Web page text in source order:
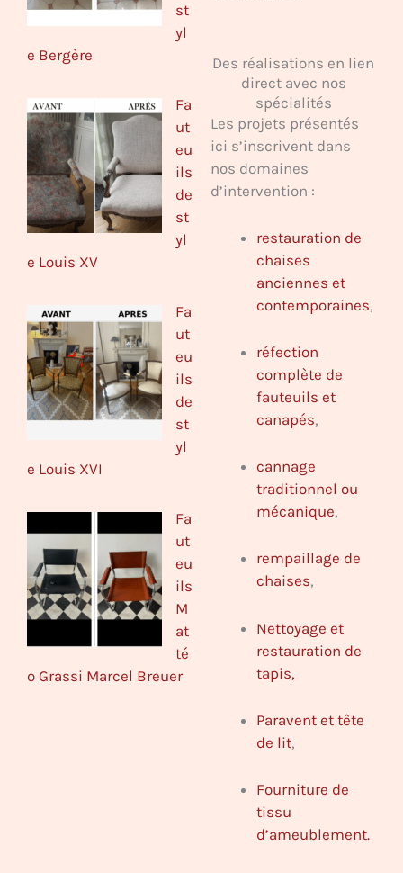
st
yl
e Bergère
Fa
ut
eu
ils
de
st
yl
e Louis XV
Fa
ut
eu
ils
de
st
yl
e Louis XVI
Fa
ut
eu
ils
M
at
té
o Grassi Marcel Breuer
Des réalisations en lien
direct avec nos
spécialités
Les projets présentés
ici s’inscrivent dans
nos domaines
d’intervention :
restauration de
chaises
anciennes et
contemporaines,
réfection
complète de
fauteuils et
canapés,
cannage
traditionnel ou
mécanique,
rempaillage de
chaises,
Nettoyage et
restauration de
tapis,
Paravent et tête
de lit,
Fourniture de
tissu
d’ameublement.